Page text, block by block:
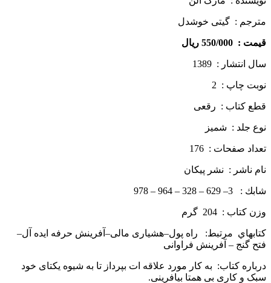
مترجم : گیتی خوشدل
قيمت : 550/000 ريال
سال انتشار : 1389
نوبت چاپ : 2
قطع كتاب : رقعی
نوع جلد : شمیز
تعداد صفحات : 176
نام ناشر : نشر پيكان
شابك : 3– 629 – 328 – 964 – 978
وزن كتاب : 204 گرم
كتاب­هاي مرتبط: راه پول–هشیاری مالی–آفرینش حرفه ایده­ آل–
فتح گنج – آفرینش فراوانی
درباره كتاب: به کار مورد علاقه­ ات بپرداز تا به شیوه یکتای خود
سبک و کاری بی­ همتا بیافرینی.